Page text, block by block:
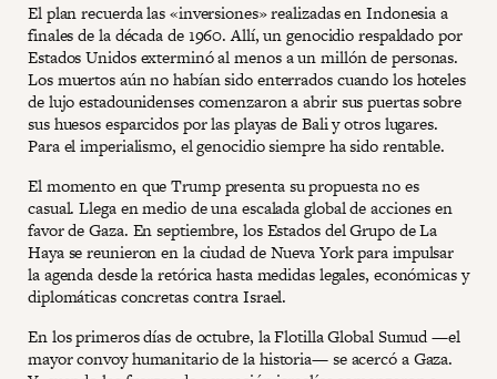
El plan recuerda las «inversiones» realizadas en Indonesia a
finales de la década de 1960. Allí, un genocidio respaldado por
Estados Unidos exterminó al menos a un millón de personas.
Los muertos aún no habían sido enterrados cuando los hoteles
de lujo estadounidenses comenzaron a abrir sus puertas sobre
sus huesos esparcidos por las playas de Bali y otros lugares.
Para el imperialismo, el genocidio siempre ha sido rentable.
El momento en que Trump presenta su propuesta no es
casual. Llega en medio de una escalada global de acciones en
favor de Gaza. En septiembre, los Estados del Grupo de La
Haya se reunieron en la ciudad de Nueva York para impulsar
la agenda desde la retórica hasta medidas legales, económicas y
diplomáticas concretas contra Israel.
En los primeros días de octubre, la Flotilla Global Sumud —el
mayor convoy humanitario de la historia— se acercó a Gaza.